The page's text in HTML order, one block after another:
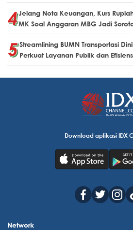
Jelang Nota Keuangan, Kurs
MK Soal Anggaran MBG Jadi
Streamlining BUMN Transportasi
Perkuat Layanan Publik dan
Download aplikasi IDX
Network